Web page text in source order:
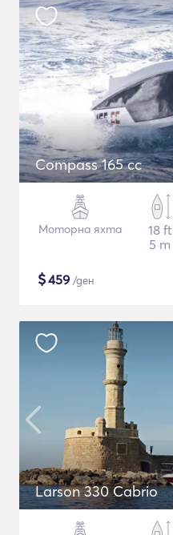
Compass 165 cc
Моторна яхта
18 ft
5 m
$459 /ден
Larson 330 Cabrio